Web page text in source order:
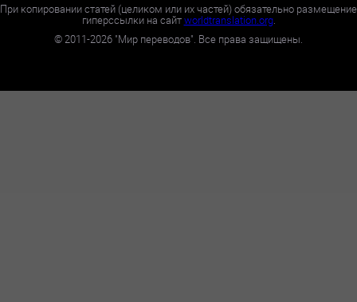
При копировании статей (целиком или их частей) обязательно размещение
гиперссылки на сайтworldtranslation.org.
©2011-2026 "Мир переводов". Все права защищены.